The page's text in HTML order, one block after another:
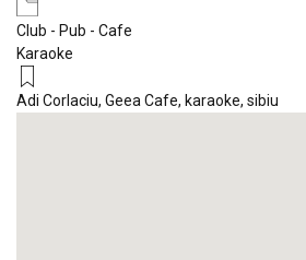
Club - Pub - Cafe
Karaoke
Adi Corlaciu, Geea Cafe, karaoke, sibiu